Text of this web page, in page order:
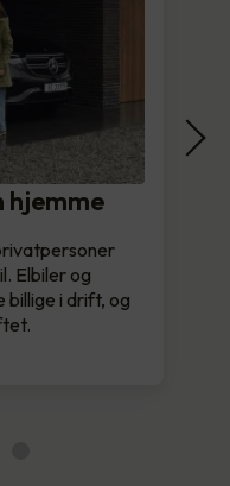
hjemme
Elbiler og
billige i drift, og